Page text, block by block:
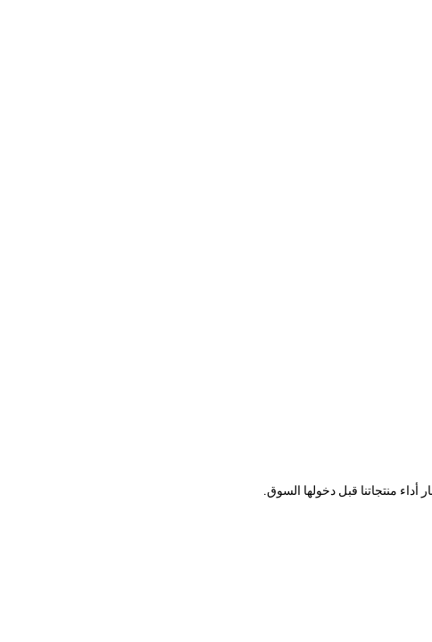
منتجاتنا قبل دخولها السوق.